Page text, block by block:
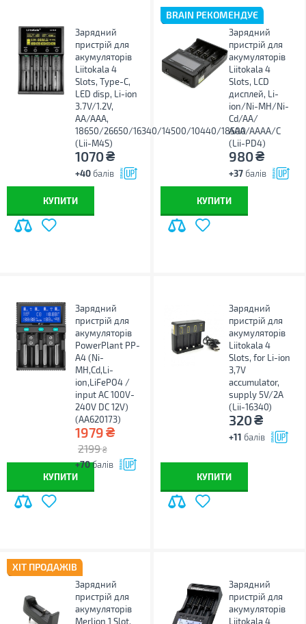
Зарядний
пристрій для
акумуляторів
Liitokala 4
Slots, Type-C,
LED disp, Li-ion
3.7V/1.2V,
AA/AAA,
18650/26650/16340/14500/10440/18500
(Lii-M4S)
1070₴
+40 балів
КУПИТИ
BRAIN РЕКОМЕНДУЄ
Зарядний
пристрій для
акумуляторів
Liitokala 4
Slots, LCD
дисплей, Li-
ion/Ni-MH/Ni-
Cd/AA/
ААA/AAAA/С
(Lii-PD4)
980₴
+37 балів
КУПИТИ
Зарядний
пристрій для
акумуляторів
PowerPlant PP-
A4 (Ni-
MH,Cd,Li-
ion,LiFePO4 /
input AC 100V-
240V DC 12V)
(AA620173)
1979₴
2199 ₴
+70балів
КУПИТИ
Зарядний
пристрій для
акумуляторів
Liitokala 4
Slots, for Li-ion
3,7V
accumulator,
supply 5V/2A
(Lii-16340)
320₴
+11 балів
КУПИТИ
ХІТ ПРОДАЖІВ
Зарядний
пристрій для
акумуляторів
Merlion 1 Slot,
Зарядний
пристрій для
акумуляторів
Liitokala 4